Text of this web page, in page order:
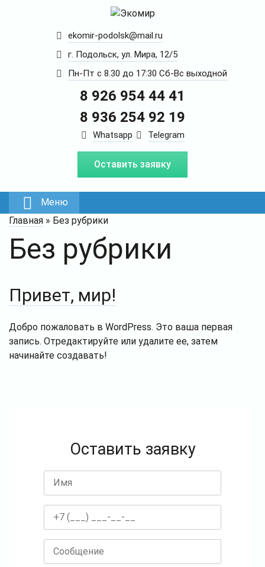
ekomir-podolsk@mail.ru
г. Подольск, ул. Мира, 12/5
Пн-Пт с 8.30 до 17:30 Сб-Вс выходной
8 926 954 44 41
8 936 254 92 19
Whatsapp Telegram
Оставить заявку
Меню
Главная » Без рубрики
Без рубрики
Привет, мир!
Добро пожаловать в WordPress. Это ваша первая
запись. Отредактируйте или удалите ее, затем
начинайте создавать!
Оставить заявку